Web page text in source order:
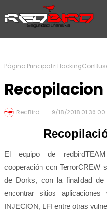
Página Principal
Recopilacion
RedBird 9/18/2018
El equipo de
cooperación con TerrorCREW
de Dorks, con la finalidad
encontrar sitios
INJECION, LFI entre otras